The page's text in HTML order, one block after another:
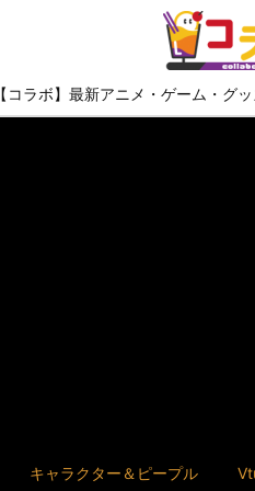
【コラボ】最新アニメ・ゲーム・グ
キャラクター＆ピープル